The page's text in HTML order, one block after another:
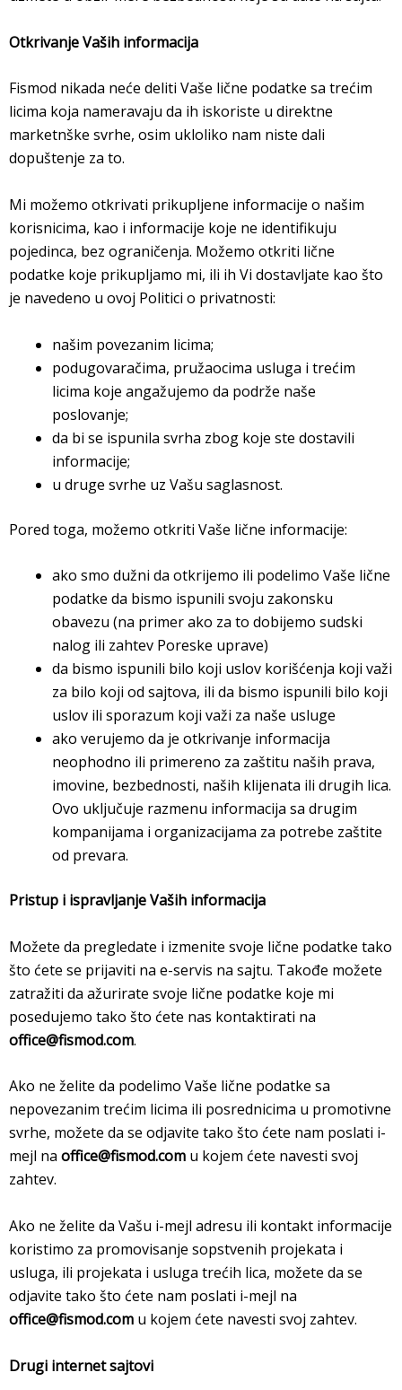
Otkrivanje Vaših informacija
Fismod nikada neće deliti Vaše lične podatke sa trećim
licima koja nameravaju da ih iskoriste u direktne
marketnške svrhe, osim ukloliko nam niste dali
dopuštenje za to.
Mi možemo otkrivati prikupljene informacije o našim
korisnicima, kao i informacije koje ne identifikuju
pojedinca, bez ograničenja. Možemo otkriti lične
podatke koje prikupljamo mi, ili ih Vi dostavljate kao što
je navedeno u ovoj Politici o privatnosti:
našim povezanim licima;
podugovaračima, pružaocima usluga i trećim
licima koje angažujemo da podrže naše
poslovanje;
da bi se ispunila svrha zbog koje ste dostavili
informacije;
u druge svrhe uz Vašu saglasnost.
Pored toga, možemo otkriti Vaše lične informacije:
ako smo dužni da otkrijemo ili podelimo Vaše lične
podatke da bismo ispunili svoju zakonsku
obavezu (na primer ako za to dobijemo sudski
nalog ili zahtev Poreske uprave)
da bismo ispunili bilo koji uslov korišćenja koji važi
za bilo koji od sajtova, ili da bismo ispunili bilo koji
uslov ili sporazum koji važi za naše usluge
ako verujemo da je otkrivanje informacija
neophodno ili primereno za zaštitu naših prava,
imovine, bezbednosti, naših klijenata ili drugih lica.
Ovo uključuje razmenu informacija sa drugim
kompanijama i organizacijama za potrebe zaštite
od prevara.
Pristup i ispravljanje Vaših informacija
Možete da pregledate i izmenite svoje lične podatke tako
što ćete se prijaviti na e-servis na sajtu. Takođe možete
zatražiti da ažurirate svoje lične podatke koje mi
posedujemo tako što ćete nas kontaktirati na
office@fismod.com.
Ako ne želite da podelimo Vaše lične podatke sa
nepovezanim trećim licima ili posrednicima u promotivne
svrhe, možete da se odjavite tako što ćete nam poslati i-
mejl na office@fismod.com u kojem ćete navesti svoj
zahtev.
Ako ne želite da Vašu i-mejl adresu ili kontakt informacije
koristimo za promovisanje sopstvenih projekata i
usluga, ili projekata i usluga trećih lica, možete da se
odjavite tako što ćete nam poslati i-mejl na
office@fismod.com u kojem ćete navesti svoj zahtev.
Drugi internet sajtovi